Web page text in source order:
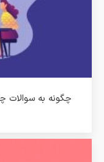
چگونه به سوالات